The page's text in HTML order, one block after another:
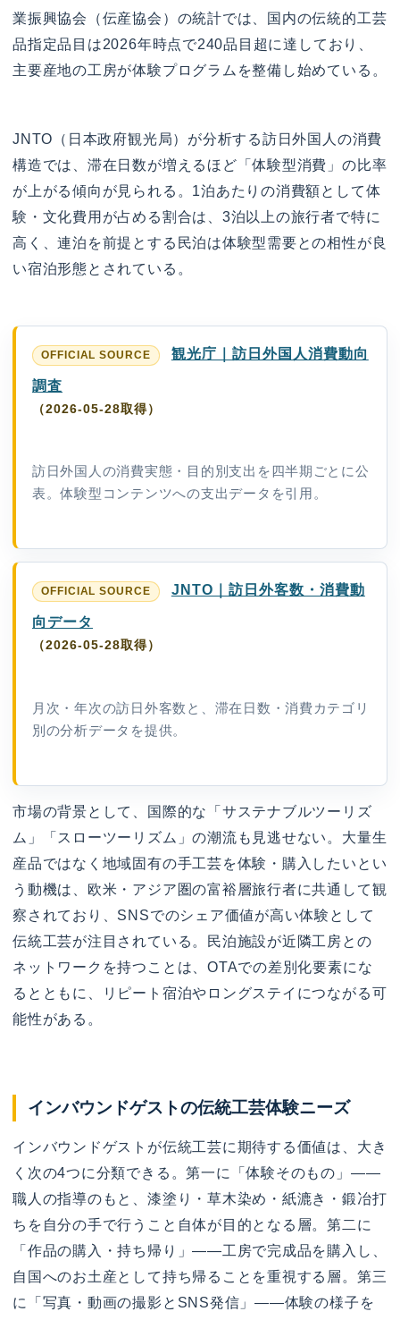
業振興協会（伝産協会）の統計では、国内の伝統的工芸
品指定品目は2026年時点で240品目超に達しており、
主要産地の工房が体験プログラムを整備し始めている。
JNTO（日本政府観光局）が分析する訪日外国人の消費
構造では、滞在日数が増えるほど「体験型消費」の比率
が上がる傾向が見られる。1泊あたりの消費額として体
験・文化費用が占める割合は、3泊以上の旅行者で特に
高く、連泊を前提とする民泊は体験型需要との相性が良
い宿泊形態とされている。
観光庁｜訪日外国人消費動向
調査
（2026-05-28取得）
訪日外国人の消費実態・目的別支出を四半期ごとに公
表。体験型コンテンツへの支出データを引用。
JNTO｜訪日外客数・消費動
向データ
（2026-05-28取得）
月次・年次の訪日外客数と、滞在日数・消費カテゴリ
別の分析データを提供。
市場の背景として、国際的な「サステナブルツーリズ
ム」「スローツーリズム」の潮流も見逃せない。大量生
産品ではなく地域固有の手工芸を体験・購入したいとい
う動機は、欧米・アジア圏の富裕層旅行者に共通して観
察されており、SNSでのシェア価値が高い体験として
伝統工芸が注目されている。民泊施設が近隣工房との
ネットワークを持つことは、OTAでの差別化要素にな
るとともに、リピート宿泊やロングステイにつながる可
能性がある。
インバウンドゲストの伝統工芸体験ニーズ
インバウンドゲストが伝統工芸に期待する価値は、大き
く次の4つに分類できる。第一に「体験そのもの」——
職人の指導のもと、漆塗り・草木染め・紙漉き・鍛冶打
ちを自分の手で行うこと自体が目的となる層。第二に
「作品の購入・持ち帰り」——工房で完成品を購入し、
自国へのお土産として持ち帰ることを重視する層。第三
に「写真・動画の撮影とSNS発信」——体験の様子を